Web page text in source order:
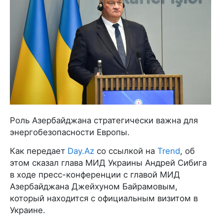
Роль Азербайджана стратегически важна для
энергобезопасности Европы.
Как передает Day.Az со ссылкой на Trend, об
этом сказал глава МИД Украины Андрей Сибига
в ходе пресс-конференции с главой МИД
Азербайджана Джейхуном Байрамовым,
который находится с официальным визитом в
Украине.